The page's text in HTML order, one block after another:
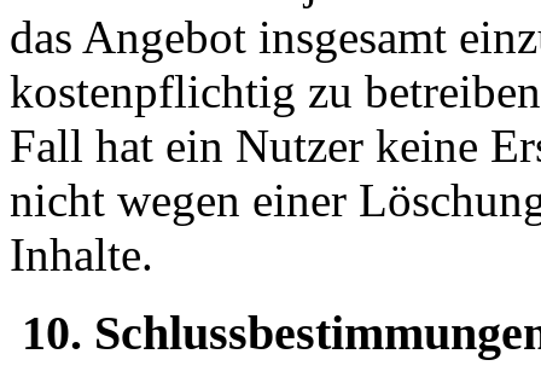
das Angebot insgesamt
kostenpflichtig zu
Fall hat ein Nutzer keine
nicht wegen einer
Inhalte.
10.